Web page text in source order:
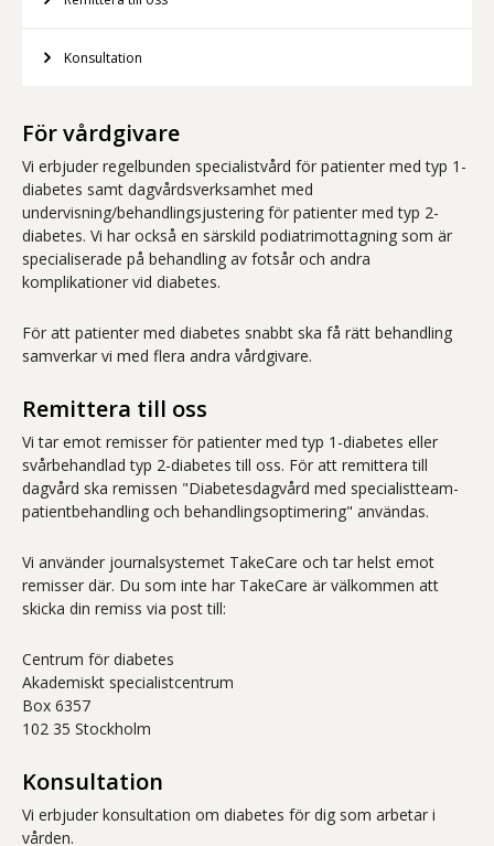
Konsultation
För vårdgivare
Vi erbjuder regelbunden specialistvård för patienter med typ 1-
diabetes samt dagvårdsverksamhet med
undervisning/behandlingsjustering för patienter med typ 2-
diabetes. Vi har också en särskild podiatrimottagning som är
specialiserade på behandling av fotsår och andra
komplikationer vid diabetes.
För att patienter med diabetes snabbt ska få rätt behandling
samverkar vi med flera andra vårdgivare.
Remittera till oss
Vi tar emot remisser för patienter med typ 1-diabetes eller
svårbehandlad typ 2-diabetes till oss. För att remittera till
dagvård ska remissen "Diabetesdagvård med specialistteam-
patientbehandling och behandlingsoptimering" användas.
Vi använder journalsystemet TakeCare och tar helst emot
remisser där. Du som inte har TakeCare är välkommen att
skicka din remiss via post till:
Centrum för diabetes
Akademiskt specialistcentrum
Box 6357
102 35 Stockholm
Konsultation
Vi erbjuder konsultation om diabetes för dig som arbetar i
vården.